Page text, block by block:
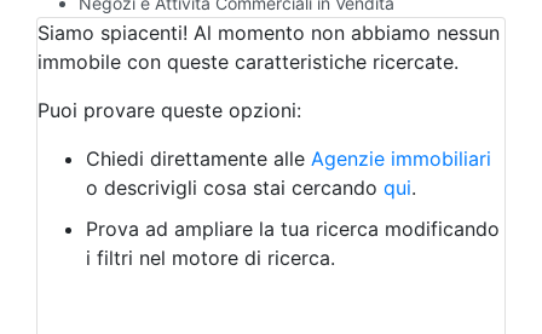
Qualsiasi
Attività/Licenza Commerciale
Azienda Agricola
Bar/Ristorante
Albergo
Laboratorio Artigianale
Negozio/locale commerciale
Agriturismo
Magazzini
Siamo spiacenti! Al momento non abbiamo nessun
immobile con queste caratteristiche ricercate.
Puoi provare queste opzioni:
Chiedi direttamente alle Agenzie immobiliari
o descrivigli cosa stai cercando qui.
Prova ad ampliare la tua ricerca modificando
i filtri nel motore di ricerca.